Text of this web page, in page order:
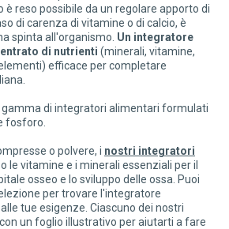
è reso possibile da un regolare apporto di
di carenza di vitamine o di calcio, è
spinta all'organismo. Un integratore
di nutrienti (minerali, vitamine,
efficace per completare
di integratori alimentari formulati
fosforo.
o polvere, i nostri integratori
le vitamine e i minerali essenziali per il
osseo e lo sviluppo delle ossa. Puoi
per trovare l'integratore
tue esigenze. Ciascuno dei nostri
un foglio illustrativo per aiutarti a fare